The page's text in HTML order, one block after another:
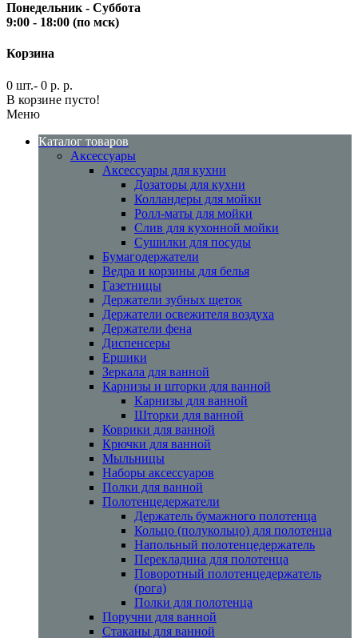
Понедельник - Суббота
9:00 - 18:00 (по мск)
Корзина
0 шт.- 0 р. р.
В корзине пусто!
Меню
Каталог товаров
Аксессуары
Аксессуары для кухни
Дозаторы для кухни
Колландеры для мойки
Ролл-маты для мойки
Слив для кухонной мойки
Сушилки для посуды
Бумагодержатели
Ведра и корзины для белья
Газетницы
Держатели зубных щеток
Держатели освежителя воздуха
Держатели фена
Диспенсеры
Ершики
Зеркала для ванной
Карнизы и шторки для ванной
Карнизы для ванной
Шторки для ванной
Коврики для ванной
Крючки для ванной
Мыльницы
Наборы аксессуаров
Полки для ванной
Полотенцедержатели
Держатель бумажного полотенца
Кольцо (полукольцо) для полотенца
Напольный полотенцедержатель
Перекладина для полотенца
Поворотный полотенцедержатель
(рога)
Полки для полотенца
Поручни для ванной
Стаканы для ванной